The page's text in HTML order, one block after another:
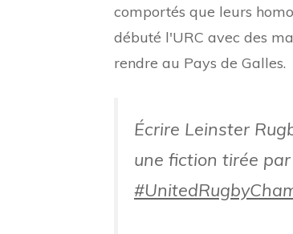
comportés que leurs
débuté l'URC avec des
rendre au Pays de Galles.
Écrire Leinster
une fiction tirée